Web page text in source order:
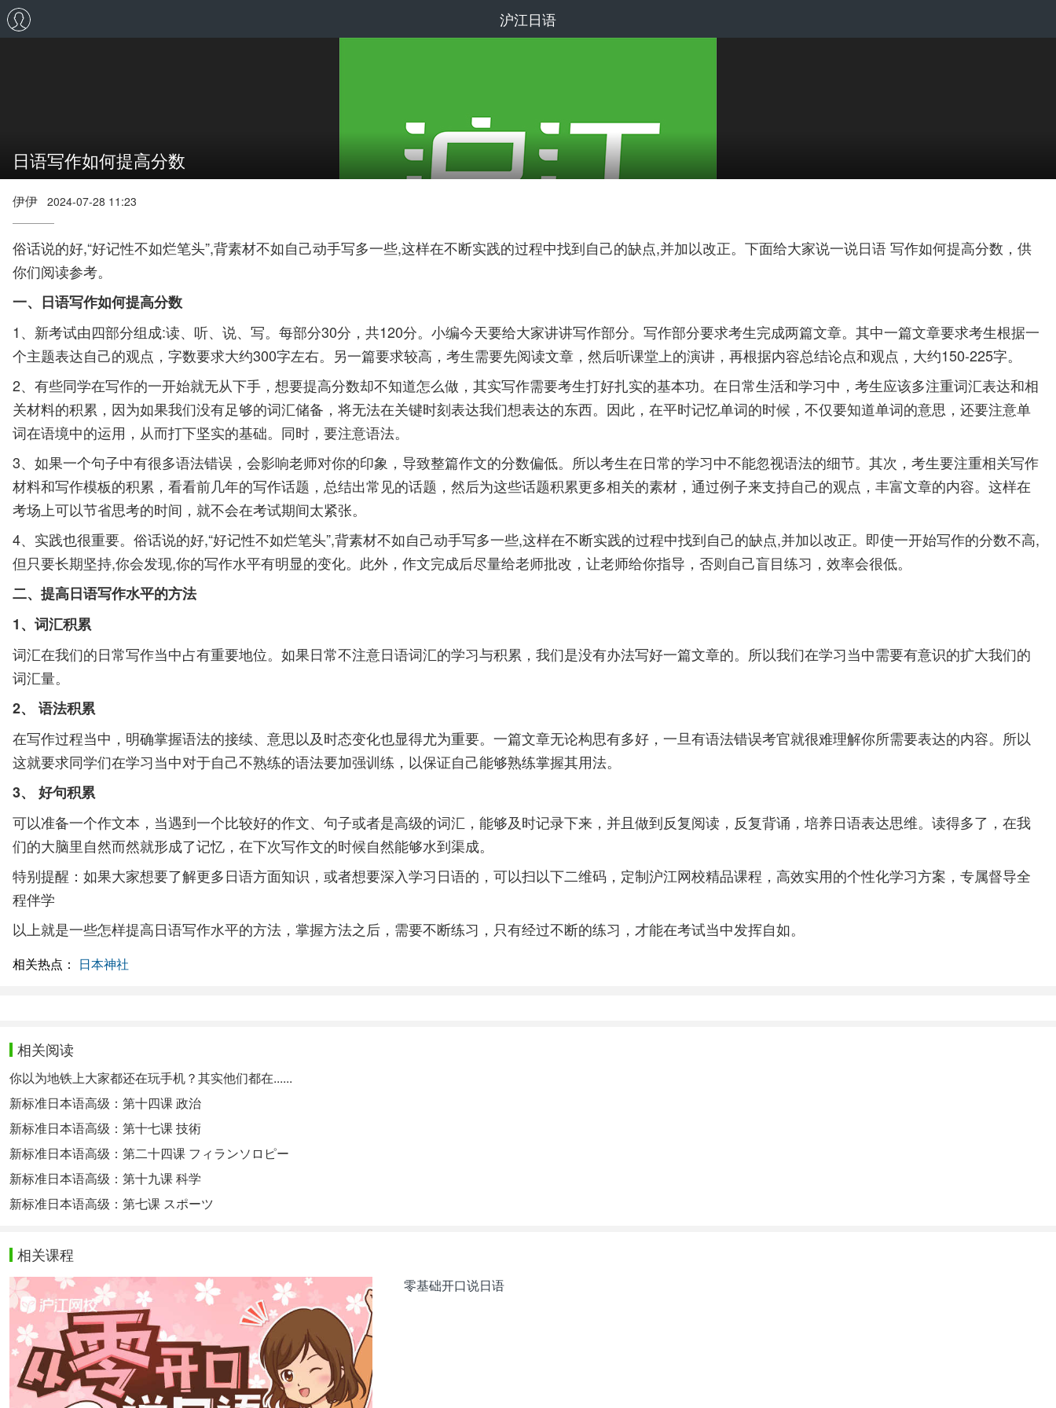
沪江日语
日语写作如何提高分数
伊伊 2024-07-28 11:23
俗话说的好,“好记性不如烂笔头”,背素材不如自己动手写多一些,这样在不断实践的过程中找到自己的缺点,并加以改正。下面给大家说一说日语 写作如何提高分数，供
你们阅读参考。
一、日语写作如何提高分数
1、新考试由四部分组成:读、听、说、写。每部分30分，共120分。小编今天要给大家讲讲写作部分。写作部分要求考生完成两篇文章。其中一篇文章要求考生根据一
个主题表达自己的观点，字数要求大约300字左右。另一篇要求较高，考生需要先阅读文章，然后听课堂上的演讲，再根据内容总结论点和观点，大约150-225字。
2、有些同学在写作的一开始就无从下手，想要提高分数却不知道怎么做，其实写作需要考生打好扎实的基本功。在日常生活和学习中，考生应该多注重词汇表达和相
关材料的积累，因为如果我们没有足够的词汇储备，将无法在关键时刻表达我们想表达的东西。因此，在平时记忆单词的时候，不仅要知道单词的意思，还要注意单
词在语境中的运用，从而打下坚实的基础。同时，要注意语法。
3、如果一个句子中有很多语法错误，会影响老师对你的印象，导致整篇作文的分数偏低。所以考生在日常的学习中不能忽视语法的细节。其次，考生要注重相关写作
材料和写作模板的积累，看看前几年的写作话题，总结出常见的话题，然后为这些话题积累更多相关的素材，通过例子来支持自己的观点，丰富文章的内容。这样在
考场上可以节省思考的时间，就不会在考试期间太紧张。
4、实践也很重要。俗话说的好,“好记性不如烂笔头”,背素材不如自己动手写多一些,这样在不断实践的过程中找到自己的缺点,并加以改正。即使一开始写作的分数不高,
但只要长期坚持,你会发现,你的写作水平有明显的变化。此外，作文完成后尽量给老师批改，让老师给你指导，否则自己盲目练习，效率会很低。
二、提高日语写作水平的方法
1、词汇积累
词汇在我们的日常写作当中占有重要地位。如果日常不注意日语词汇的学习与积累，我们是没有办法写好一篇文章的。所以我们在学习当中需要有意识的扩大我们的
词汇量。
2、 语法积累
在写作过程当中，明确掌握语法的接续、意思以及时态变化也显得尤为重要。一篇文章无论构思有多好，一旦有语法错误考官就很难理解你所需要表达的内容。所以
这就要求同学们在学习当中对于自己不熟练的语法要加强训练，以保证自己能够熟练掌握其用法。
3、 好句积累
可以准备一个作文本，当遇到一个比较好的作文、句子或者是高级的词汇，能够及时记录下来，并且做到反复阅读，反复背诵，培养日语表达思维。读得多了，在我
们的大脑里自然而然就形成了记忆，在下次写作文的时候自然能够水到渠成。
特别提醒：如果大家想要了解更多日语方面知识，或者想要深入学习日语的，可以扫以下二维码，定制沪江网校精品课程，高效实用的个性化学习方案，专属督导全
程伴学
以上就是一些怎样提高日语写作水平的方法，掌握方法之后，需要不断练习，只有经过不断的练习，才能在考试当中发挥自如。
相关热点： 日本神社
相关阅读
你以为地铁上大家都还在玩手机？其实他们都在......
新标准日本语高级：第十四课 政治
新标准日本语高级：第十七课 技術
新标准日本语高级：第二十四课 フィランソロピー
新标准日本语高级：第十九课 科学
新标准日本语高级：第七课 スポーツ
相关课程
零基础开口说日语